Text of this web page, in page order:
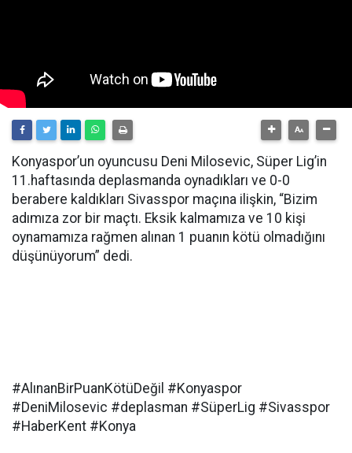
Konyaspor’un oyuncusu Deni Milosevic, Süper Lig’in
11.haftasında deplasmanda oynadıkları ve 0-0
berabere kaldıkları Sivasspor maçına ilişkin, “Bizim
adımıza zor bir maçtı. Eksik kalmamıza ve 10 kişi
oynamamıza rağmen alınan 1 puanın kötü olmadığını
düşünüyorum” dedi.
#AlınanBirPuanKötüDeğil #Konyaspor
#DeniMilosevic #deplasman #SüperLig #Sivasspor
#HaberKent #Konya